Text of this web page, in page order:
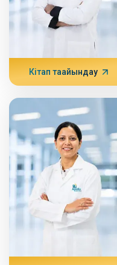
Кітап тағайындау